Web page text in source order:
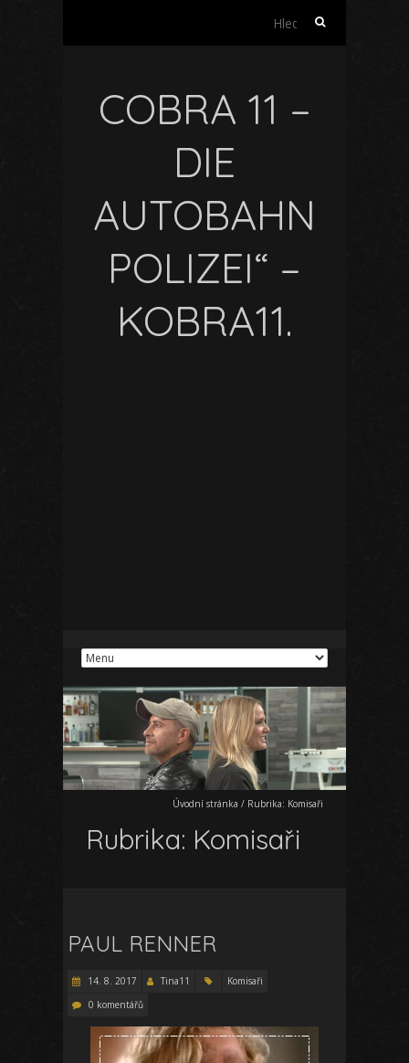
Vyhledávání
COBRA 11 –
DIE
AUTOBAHN
POLIZEI“ –
KOBRA11.
Úvodní stránka / Rubrika: Komisaři
Rubrika: Komisaři
PAUL RENNER
14. 8. 2017 Tina11
Komisaři
0 komentářů